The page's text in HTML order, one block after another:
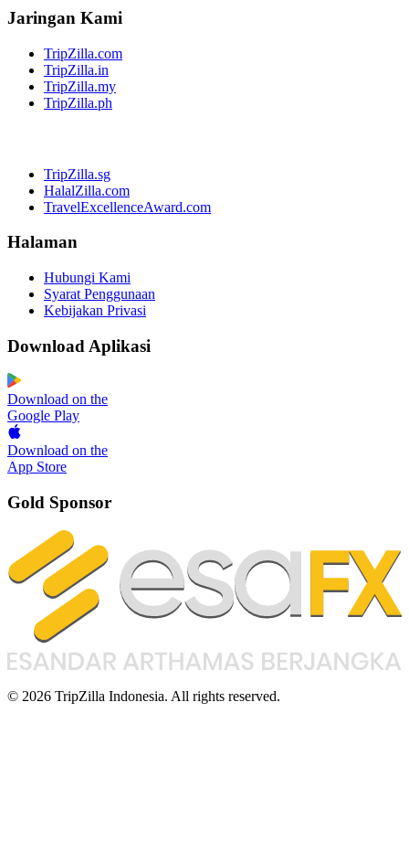
Jaringan Kami
TripZilla.com
TripZilla.in
TripZilla.my
TripZilla.ph
TripZilla.sg
HalalZilla.com
TravelExcellenceAward.com
Halaman
Hubungi Kami
Syarat Penggunaan
Kebijakan Privasi
Download Aplikasi
Download on the
Google Play
Download on the
App Store
Gold Sponsor
© 2026 TripZilla Indonesia. All rights reserved.